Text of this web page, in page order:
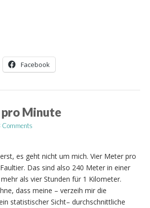
Facebook
Minute
Comments
es geht nicht um mich. Vier Meter pro
Das sind also 240 Meter in einer
als vier Stunden für 1 Kilometer.
dass meine – verzeih mir die
statistischer Sicht– durchschnittliche